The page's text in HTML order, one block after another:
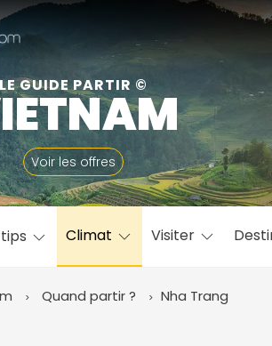
GUIDE PARTIR ©
Voir les offres
Climat Visiter
Quand partir ? Nha Trang
Mars Avril
Septembre
Octobre